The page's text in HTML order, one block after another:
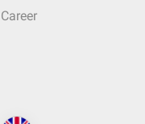
Career